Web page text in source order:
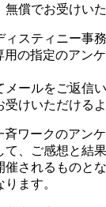
償でお受けい
ィスティニー事
の指定のアン
メールをご返信
けいただける
ワークのアン
て、ご感想と結
されるものと
ます。